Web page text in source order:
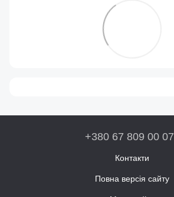
+380 67 809 00 07
Контакти
Повна версія сайту